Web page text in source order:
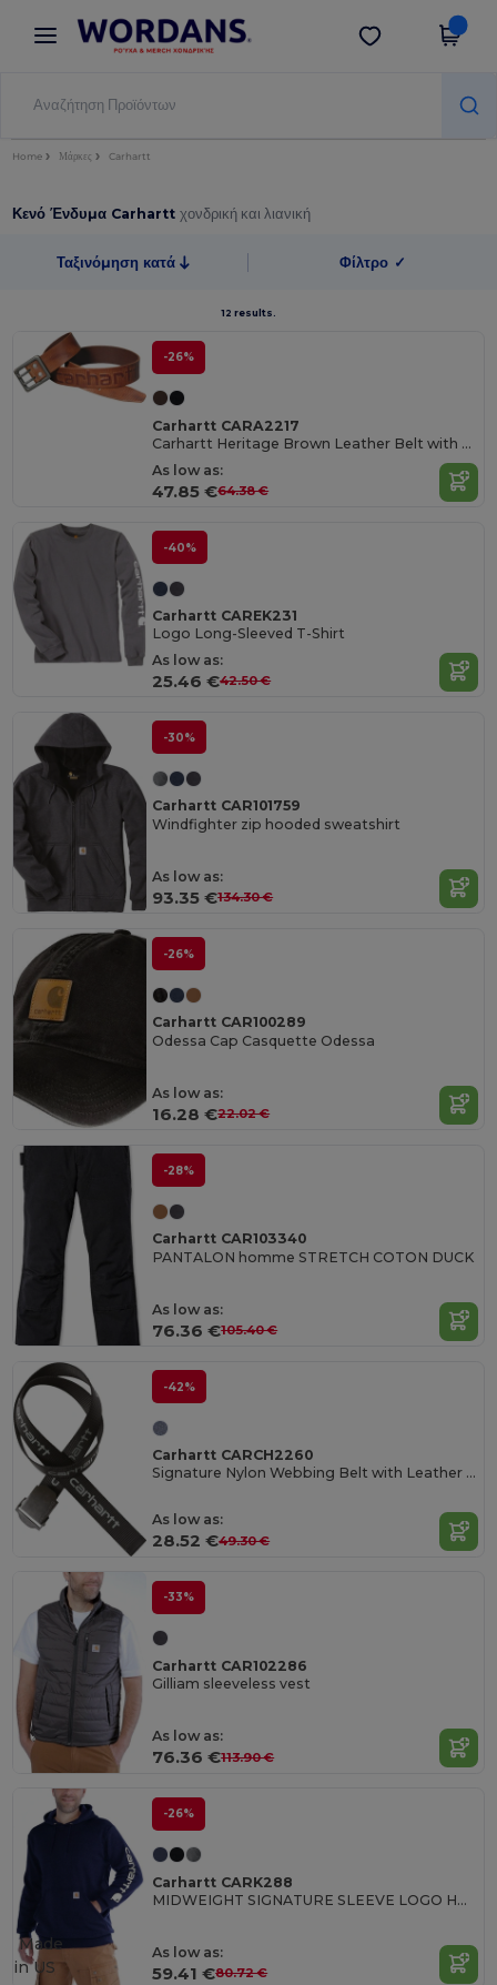
× Εφαρμογή Wordans
Καλύτερες τιμές στην εφαρμογή!
Λήψη app
Home Μάρκες Carhartt
Κενό Ένδυμα Carharttχονδρική και λιανική
Ταξινόμηση κατά Φίλτρο ✓
12 results.
-26%
Carhartt CARA2217
Carhartt Heritage Brown Leather Belt with Double Prong Buckle
As low as:
47.85 €64.38 €
-40%
Carhartt CAREK231
Logo Long-Sleeved T-Shirt
As low as:
25.46 €42.50 €
-30%
Carhartt CAR101759
Windfighter zip hooded sweatshirt
As low as:
93.35 €134.30 €
-26%
Carhartt CAR100289
Odessa Cap Casquette Odessa
As low as:
16.28 €22.02 €
-28%
Carhartt CAR103340
PANTALON homme STRETCH COTON DUCK
As low as:
76.36 €105.40 €
-42%
Carhartt CARCH2260
Signature Nylon Webbing Belt with Leather Tip
As low as:
28.52 €49.30 €
-33%
Carhartt CAR102286
Gilliam sleeveless vest
As low as:
76.36 €113.90 €
-26%
Carhartt CARK288
MIDWEIGHT SIGNATURE SLEEVE LOGO HOODED SWEATSHIRT
As low as:
59.41 €80.72 €
Made
in US